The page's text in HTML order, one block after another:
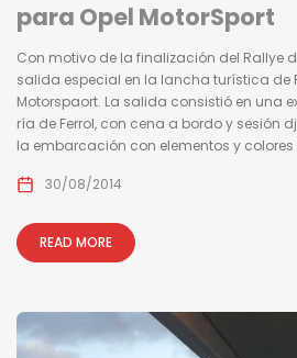
para Opel MotorSport
Con motivo de la finalización del Rallye
salida especial en la lancha turística de
Motorspaort. La salida consistió en una
ría de Ferrol, con cena a bordo y sesión
la embarcación con elementos y
30/08/2014
READ MORE